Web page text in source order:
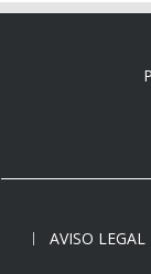
AVISO LEGAL